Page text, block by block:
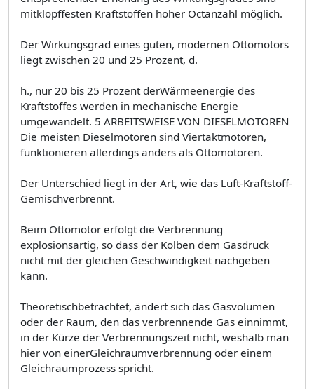
mitklopffesten Kraftstoffen hoher Octanzahl möglich.
Der Wirkungsgrad eines guten, modernen Ottomotors
liegt zwischen 20 und 25 Prozent, d.
h., nur 20 bis 25 Prozent derWärmeenergie des
Kraftstoffes werden in mechanische Energie
umgewandelt. 5 ARBEITSWEISE VON DIESELMOTOREN
Die meisten Dieselmotoren sind Viertaktmotoren,
funktionieren allerdings anders als Ottomotoren.
Der Unterschied liegt in der Art, wie das Luft-Kraftstoff-
Gemischverbrennt.
Beim Ottomotor erfolgt die Verbrennung
explosionsartig, so dass der Kolben dem Gasdruck
nicht mit der gleichen Geschwindigkeit nachgeben
kann.
Theoretischbetrachtet, ändert sich das Gasvolumen
oder der Raum, den das verbrennende Gas einnimmt,
in der Kürze der Verbrennungszeit nicht, weshalb man
hier von einerGleichraumverbrennung oder einem
Gleichraumprozess spricht.